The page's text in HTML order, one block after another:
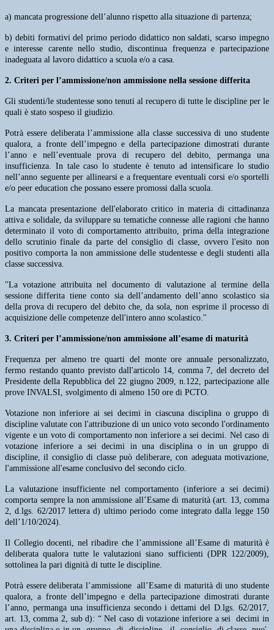
a) mancata progressione dell’alunno rispetto alla situazione di partenza;
b) debiti formativi del primo periodo didattico non saldati, scarso impegno
e interesse carente nello studio, discontinua frequenza e partecipazione
inadeguata al lavoro didattico a scuola e/o a casa.
2. Criteri per l’ammissione/non ammissione nella sessione differita
Gli studenti/le studentesse sono tenuti al recupero di tutte le discipline per le
quali è stato sospeso il giudizio.
Potrà essere deliberata l’ammissione alla classe successiva di uno studente
qualora, a fronte dell’impegno e della partecipazione dimostrati durante
l’anno e nell’eventuale prova di recupero del debito, permanga una
insufficienza. In tale caso lo studente è tenuto ad intensificare lo studio
nell’anno seguente per allinearsi e a frequentare eventuali corsi e/o sportelli
e/o peer education che possano essere promossi dalla scuola.
La mancata presentazione dell'elaborato critico in materia di cittadinanza
attiva e solidale, da sviluppare su tematiche connesse alle ragioni che hanno
determinato il voto di comportamento attribuito, prima della integrazione
dello scrutinio finale da parte del consiglio di classe, ovvero l'esito non
positivo comporta la non ammissione delle studentesse e degli studenti alla
classe successiva.
"La votazione attribuita nel documento di valutazione al termine della
sessione differita tiene conto sia dell’andamento dell’anno scolastico sia
della prova di recupero del debito che, da sola, non esprime il processo di
acquisizione delle competenze dell'intero anno scolastico."
3. Criteri per l’ammissione/non ammissione all’esame di maturità
Frequenza per almeno tre quarti del monte ore annuale personalizzato,
fermo restando quanto previsto dall'articolo 14, comma 7, del decreto del
Presidente della Repubblica del 22 giugno 2009, n.122, partecipazione alle
prove INVALSI, svolgimento di almeno 150 ore di PCTO.
Votazione non inferiore ai sei decimi in ciascuna disciplina o gruppo di
discipline valutate con l'attribuzione di un unico voto secondo l'ordinamento
vigente e un voto di comportamento non inferiore a sei decimi. Nel caso di
votazione inferiore a sei decimi in una disciplina o in un gruppo di
discipline, il consiglio di classe può deliberare, con adeguata motivazione,
l'ammissione all'esame conclusivo del secondo ciclo.
La valutazione insufficiente nel comportamento (inferiore a sei decimi)
comporta sempre la non ammissione all’Esame di maturità (art. 13, comma
2, d.lgs. 62/2017 lettera d) ultimo periodo come integrato dalla legge 150
dell’1/10/2024).
Il Collegio docenti, nel ribadire che l’ammissione all’Esame di maturità è
deliberata qualora tutte le valutazioni siano sufficienti (DPR 122/2009),
sottolinea la pari dignità di tutte le discipline.
Potrà essere deliberata l’ammissione all’Esame di maturità di uno studente
qualora, a fronte dell’impegno e della partecipazione dimostrati durante
l’anno, permanga una insufficienza secondo i dettami del D.lgs. 62/2017,
art. 13, comma 2, sub d): “ Nel caso di votazione inferiore a sei decimi in